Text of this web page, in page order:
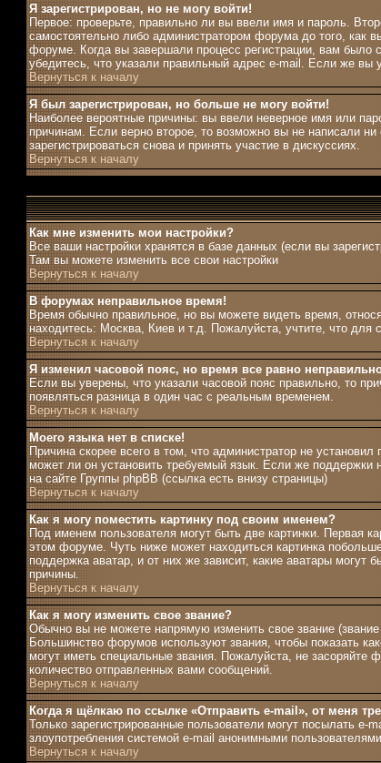
Я зарегистрирован, но не могу войти!
Первое: проверьте, правильно ли вы ввели имя и пароль.
самостоятельно либо администратором форума до того, как
форуме. Когда вы завершали процесс регистрации, вам было
убедитесь, что указали правильный адрес e-mail. Если же
Вернуться к началу
Я был зарегистрирован, но больше не могу войти!
Наиболее вероятные причины: вы ввели неверное имя или
причинам. Если верно второе, то возможно вы не написали
зарегистрироваться снова и принять участие в дискуссиях.
Вернуться к началу
Как мне изменить мои настройки?
Все ваши настройки хранятся в базе данных (если вы
Там вы можете изменить все свои настройки
Вернуться к началу
В форумах неправильное время!
Время обычно правильное, но вы можете видеть время,
находитесь: Москва, Киев и т.д. Пожалуйста, учтите, что для
Вернуться к началу
Я изменил часовой пояс, но время все равно
Если вы уверены, что указали часовой пояс правильно, то
появляться разница в один час с реальным временем.
Вернуться к началу
Моего языка нет в списке!
Причина скорее всего в том, что администратор не
может ли он установить требуемый язык. Если же
на сайте Группы phpBB (ссылка есть внизу страницы)
Вернуться к началу
Как я могу поместить картинку под своим именем?
Под именем пользователя могут быть две картинки. Первая
этом форуме. Чуть ниже может находиться картинка
поддержка аватар, и от них же зависит, какие аватары
причины.
Вернуться к началу
Как я могу изменить свое звание?
Обычно вы не можете напрямую изменить свое звание
Большинство форумов используют звания, чтобы показать
могут иметь специальные звания. Пожалуйста, не
количество отправленных вами сообщений.
Вернуться к началу
Когда я щёлкаю по ссылке «Отправить e-mail», от меня
Только зарегистрированные пользователи могут посылать
злоупотребления системой e-mail анонимными
Вернуться к началу